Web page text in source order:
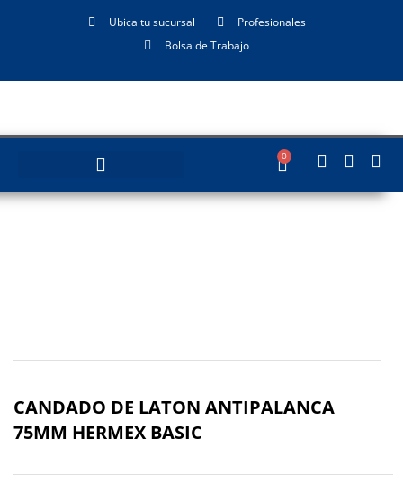
Ubica tu sucursal
Profesionales
Bolsa de Trabajo
0
CANDADO DE LATON ANTIPALANCA
75MM HERMEX BASIC